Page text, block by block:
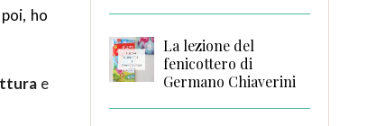
ho
e
La lezione del
fenicottero di
Germano Chiaverini